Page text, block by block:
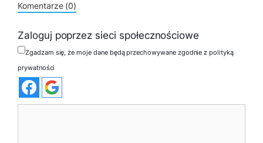
Komentarze (0)
Zaloguj poprzez sieci społecznościowe
Zgadzam się, że moje dane będą przechowywane zgodnie z polityką
prywatności